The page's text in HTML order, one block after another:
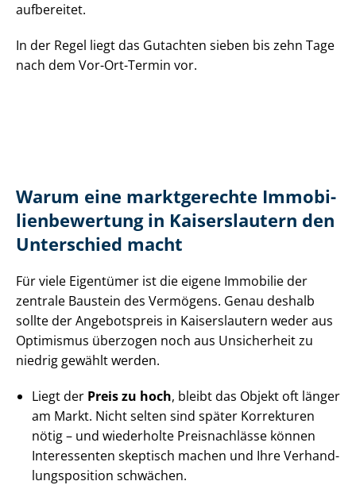
aufbereitet.
In der Regel liegt das Gutachten sieben bis zehn Tage
nach dem Vor-Ort-Termin vor.
Warum eine marktgerechte Im­mo­bi­
li­en­be­wer­tung in Kaiserslautern den
Unterschied macht
Für viele Eigentümer ist die eigene Immobilie der
zentrale Baustein des Vermögens. Genau deshalb
sollte der Angebotspreis in Kaiserslautern weder aus
Optimismus überzogen noch aus Unsicherheit zu
niedrig gewählt werden.
Liegt der Preis zu hoch, bleibt das Objekt oft länger
am Markt. Nicht selten sind später Korrekturen
nötig – und wiederholte Preisnachlässe können
Interessenten skeptisch machen und Ihre Ver­hand­
lungs­po­si­ti­on schwächen.